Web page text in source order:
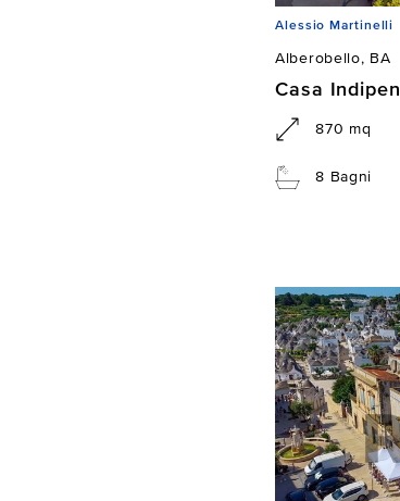
Alessio Martinelli
Alberobello, BA
Casa
870 mq
8 Bagni